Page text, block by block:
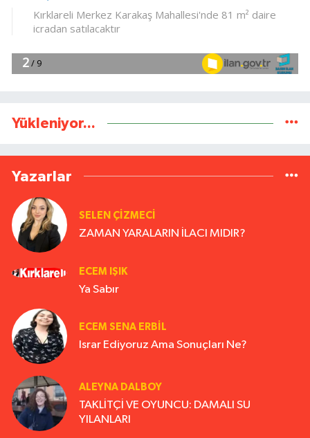
Yükleniyor...
Yazarlar
SELEN ÇİZMECİ
ZAMAN YARALARIN İLACI MIDIR?
ECEM IŞIK
Ya Sabır
ECEM SENA ERBIL
Israr Ediyoruz Ama Sonuçları Ne?
ALEYNA DALBOY
TAKLİTÇİ VE OYUNCU: DAMALI SU
YILANLARI